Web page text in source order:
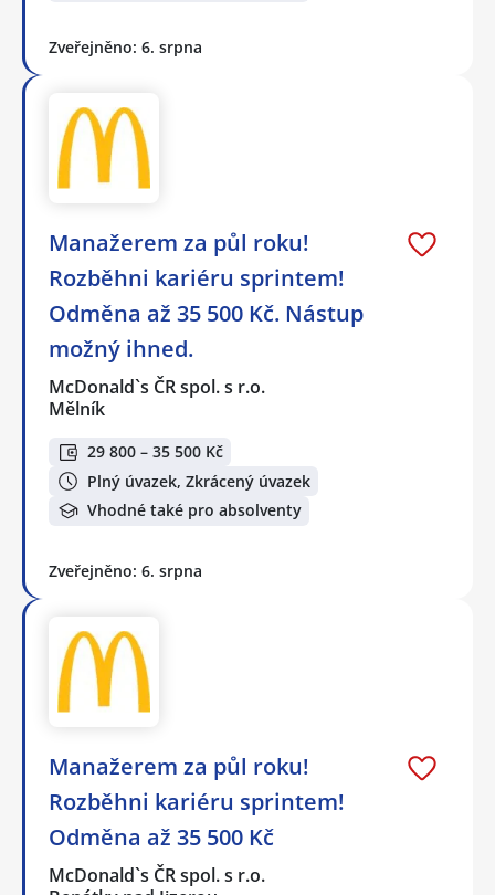
Zveřejněno: 6. srpna
Manažerem za půl roku!
Rozběhni kariéru sprintem!
Odměna až 35 500 Kč. Nástup
možný ihned.
McDonald`s ČR spol. s r.o.
Mělník
29 800 – 35 500 Kč
Plný úvazek, Zkrácený úvazek
Vhodné také pro absolventy
Zveřejněno: 6. srpna
Manažerem za půl roku!
Rozběhni kariéru sprintem!
Odměna až 35 500 Kč
McDonald`s ČR spol. s r.o.